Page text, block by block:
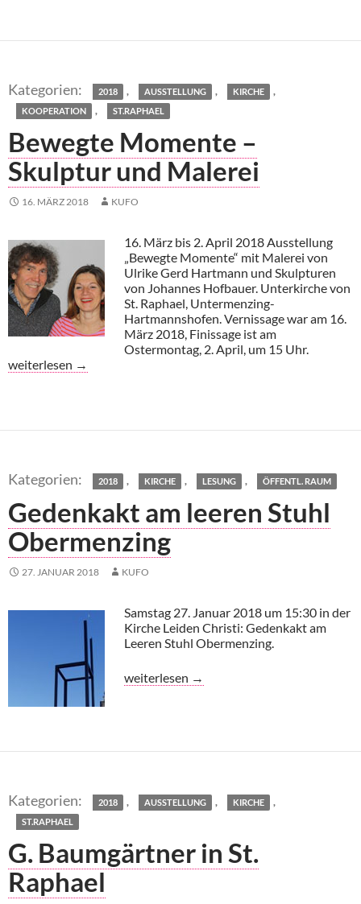
2018 , AUSSTELLUNG , KIRCHE ,
KOOPERATION , ST.RAPHAEL
Bewegte Momente –
Skulptur und Malerei
16. MÄRZ 2018 KUFO
16. März bis 2. April 2018 Ausstellung
„Bewegte Momente“ mit Malerei von
Ulrike Gerd Hartmann und Skulpturen
von Johannes Hofbauer. Unterkirche von
St. Raphael, Untermenzing-
Hartmannshofen. Vernissage war am 16.
März 2018, Finissage ist am
Ostermontag, 2. April, um 15 Uhr.
Bewegte Momente – Skulptur und Malerei
weiterlesen →
2018 , KIRCHE , LESUNG , ÖFFENTL. RAUM
Gedenkakt am leeren Stuhl
Obermenzing
27. JANUAR 2018 KUFO
Samstag 27. Januar 2018 um 15:30 in der
Kirche Leiden Christi: Gedenkakt am
Leeren Stuhl Obermenzing.
Gedenkakt am leeren Stuhl Obermenzing
weiterlesen →
2018 , AUSSTELLUNG , KIRCHE ,
ST.RAPHAEL
G. Baumgärtner in St.
Raphael